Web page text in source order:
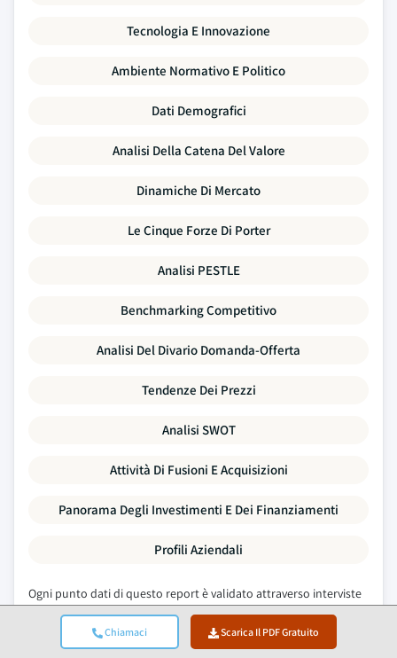
Chiamaci Scarica Il PDF Gratuito
Tecnologia E Innovazione
Ambiente Normativo E Politico
Dati Demografici
Analisi Della Catena Del Valore
Dinamiche Di Mercato
Le Cinque Forze Di Porter
Analisi PESTLE
Benchmarking Competitivo
Analisi Del Divario Domanda-Offerta
Tendenze Dei Prezzi
Analisi SWOT
Attività Di Fusioni E Acquisizioni
Panorama Degli Investimenti E Dei Finanziamenti
Profili Aziendali
Ogni punto dati di questo report è validato attraverso interviste
primarie, una vera modellazione bottom-up e rigorosi controlli
Scopri il nostro processo di ricerca →